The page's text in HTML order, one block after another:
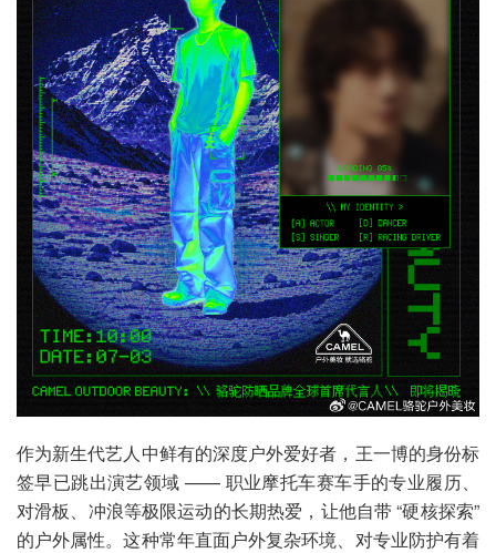
作为新生代艺人中鲜有的深度户外爱好者，王一博的身份标
签早已跳出演艺领域 —— 职业摩托车赛车手的专业履历、
对滑板、冲浪等极限运动的长期热爱，让他自带 “硬核探索”
的户外属性。这种常年直面户外复杂环境、对专业防护有着